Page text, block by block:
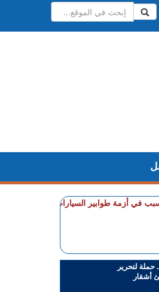
أزمة طوابير السيارات أمام مراكز الفحص
لتحرير
أشقار